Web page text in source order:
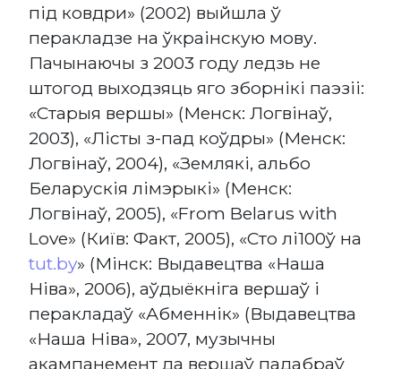
під ковдри» (2002) выйшла ў
перакладзе на ўкраінскую мову.
Пачынаючы з 2003 году ледзь не
штогод выходзяць яго зборнікі паэзіі:
«Старыя вершы» (Менск: Логвінаў,
2003), «Лісты з-пад коўдры» (Менск:
Логвінаў, 2004), «Землякі, альбо
Беларускія лімэрыкі» (Менск:
Логвінаў, 2005), «From Belarus with
Love» (Київ: Факт, 2005), «Сто лі100ў на
tut.by» (Мінск: Выдавецтва «Наша
Ніва», 2006), аўдыёкніга вершаў і
перакладаў «Абменнік» (Выдавецтва
«Наша Ніва», 2007, музычны
акампанемент да вершаў падабраў